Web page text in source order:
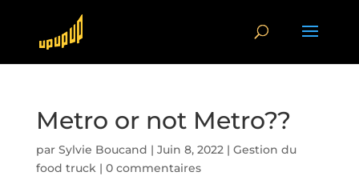
Metro or not Metro??
par Sylvie Boucand | Juin 8, 2022| Gestion du
food truck| 0 commentaires